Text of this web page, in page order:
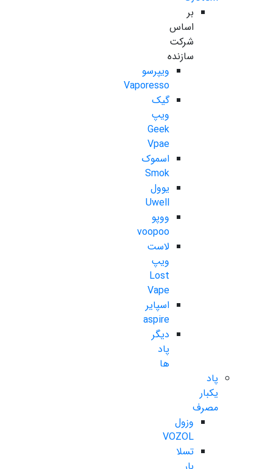
بر
اساس
شرکت
سازنده
ویپرسو
Vaporesso
گیک
ویپ
Geek
Vpae
اسموک
Smok
یوول
Uwell
ووپو
voopoo
لاست
ویپ
Lost
Vape
اسپایر
aspire
دیگر
پاد
ها
پاد
یکبار
مصرف
وزول
VOZOL
تسلا